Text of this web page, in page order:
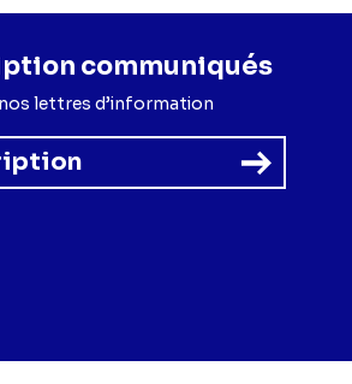
communiqués
nos lettres d’information